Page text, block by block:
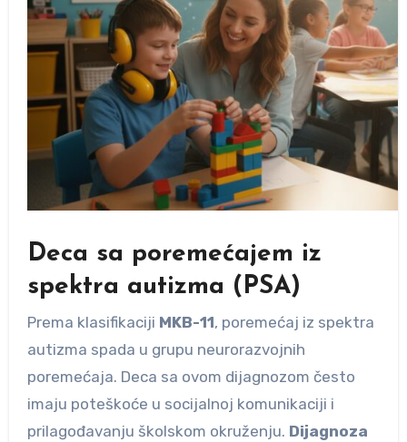
Deca sa poremećajem iz
spektra autizma (PSA)
Prema klasifikaciji MKB-11, poremećaj iz spektra
autizma spada u grupu neurorazvojnih
poremećaja. Deca sa ovom dijagnozom često
imaju poteškoće u socijalnoj komunikaciji i
prilagođavanju školskom okruženju. Dijagnoza